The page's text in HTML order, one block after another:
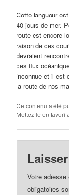
Cette langueur
40 jours de mer.
route est encore
raison de ces
devraient
ces flux
inconnue et il est
la route de nos
Ce contenu a été
Mettez-le en favori
Votre adresse
obligatoires